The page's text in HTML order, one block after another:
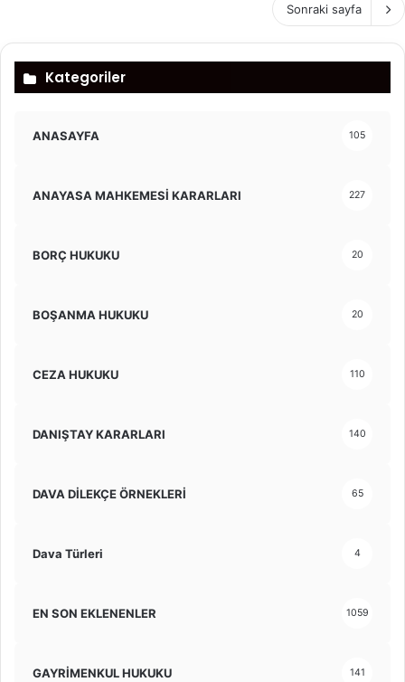
Sonraki sayfa
Kategoriler
ANASAYFA 105
ANAYASA MAHKEMESİ KARARLARI 227
BORÇ HUKUKU 20
BOŞANMA HUKUKU 20
CEZA HUKUKU 110
DANIŞTAY KARARLARI 140
DAVA DİLEKÇE ÖRNEKLERİ 65
Dava Türleri 4
EN SON EKLENENLER 1059
GAYRİMENKUL HUKUKU 141